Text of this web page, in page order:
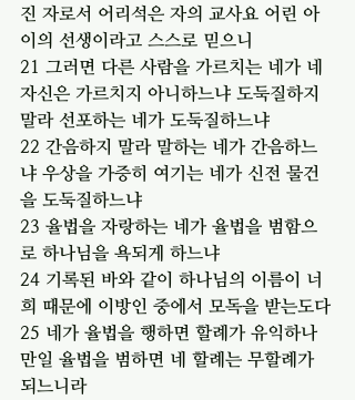
진 자로서 어리석은 자의 교사요 어린 아
이의 선생이라고 스스로 믿으니
21 그러면 다른 사람을 가르치는 네가 네
자신은 가르치지 아니하느냐 도둑질하지
말라 선포하는 네가 도둑질하느냐
22 간음하지 말라 말하는 네가 간음하느
냐 우상을 가증히 여기는 네가 신전 물건
을 도둑질하느냐
23 율법을 자랑하는 네가 율법을 범함으
로 하나님을 욕되게 하느냐
24 기록된 바와 같이 하나님의 이름이 너
희 때문에 이방인 중에서 모독을 받는도다
25 네가 율법을 행하면 할례가 유익하나
만일 율법을 범하면 네 할례는 무할례가
되느니라